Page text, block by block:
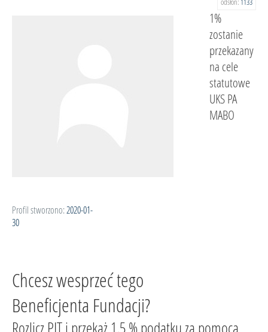
1%
zostanie
przekazany
na cele
statutowe
UKS PA
MABO
Profil stworzono: 2020-01-
30
Chcesz wesprzeć tego
Beneficjenta Fundacji?
Rozlicz PIT i przekaż 1,5 % podatku za pomocą